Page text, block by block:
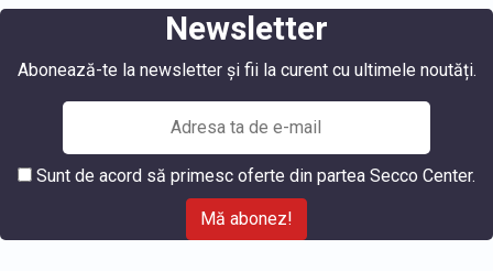
Newsletter
Abonează-te la newsletter și fii la curent cu ultimele noutăți.
Sunt de acord să primesc oferte din partea Secco Center.
Mă abonez!